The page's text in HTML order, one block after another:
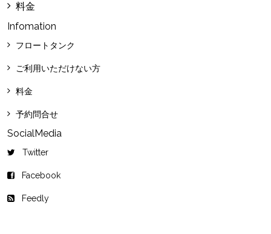
料金
Infomation
フロートタンク
ご利用いただけない方
料金
予約問合せ
SocialMedia
Twitter
Facebook
Feedly